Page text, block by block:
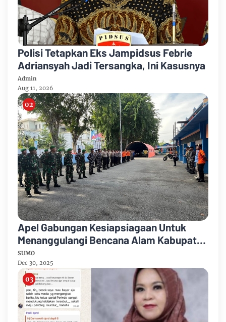
Polisi Tetapkan Eks Jampidsus Febrie
Adriansyah Jadi Tersangka, Ini Kasusnya
Admin
Aug 11, 2026
Apel Gabungan Kesiapsiagaan Untuk
Menanggulangi Bencana Alam Kabupaten
Bengkalis
SUMO
Dec 30, 2025